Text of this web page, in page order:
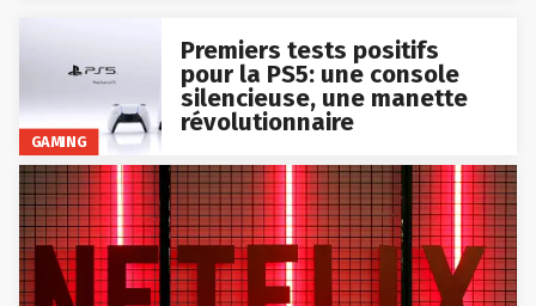
GAMING
Premiers tests positifs
pour la PS5: une console
silencieuse, une manette
révolutionnaire